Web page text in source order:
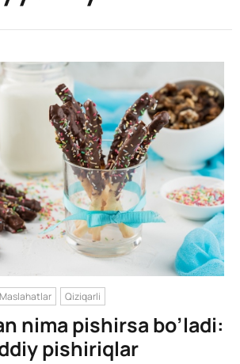
Maslahatlar Qiziqarli
nima pishirsa bo’ladi:
pishiriqlar